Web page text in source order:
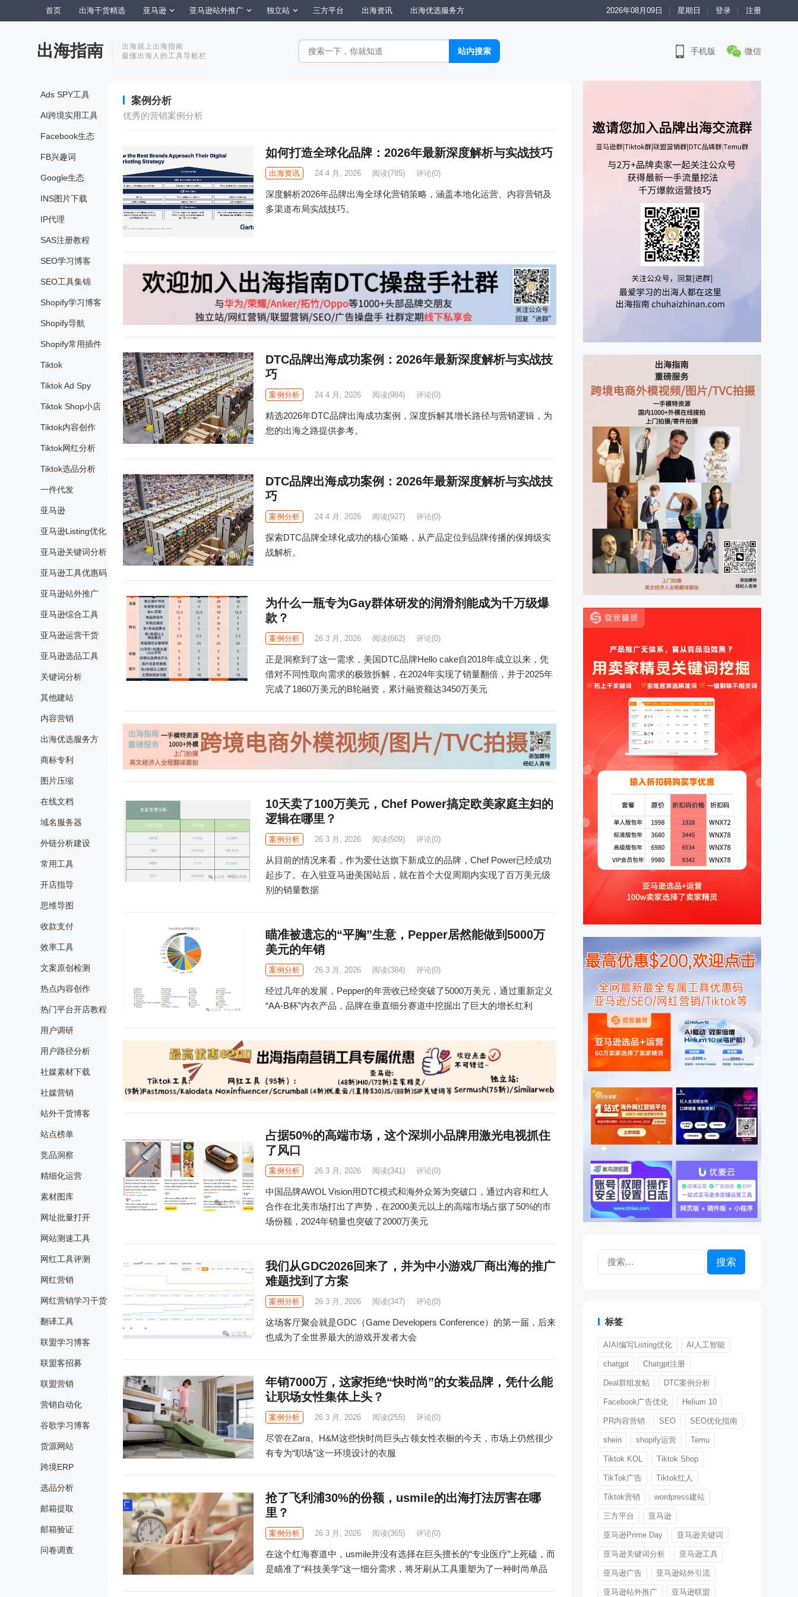
首页 出海干货精选 亚马逊 亚马逊站外推广 独立站 三方平台 出海资讯 出海优选服务方 2026年08月09日 星期日 登录 注册
出海指南
出海就上出海指南
最懂出海人的工具导航栏
手机版 微信
Ads SPY工具
AI跨境实用工具
Facebook生态
FB兴趣词
Google生态
INS图片下载
IP代理
SAS注册教程
SEO学习博客
SEO工具集锦
Shopify学习博客
Shopify导航
Shopify常用插件
Tiktok
Tiktok Ad Spy
Tiktok Shop小店
Tiktok内容创作
Tiktok网红分析
Tiktok选品分析
一件代发
亚马逊
亚马逊Listing优化
亚马逊关键词分析
亚马逊工具优惠码
亚马逊站外推广
亚马逊综合工具
亚马逊运营干货
亚马逊选品工具
关键词分析
其他建站
内容营销
出海优选服务方
商标专利
图片压缩
在线文档
域名服务器
外链分析建设
常用工具
开店指导
思维导图
收款支付
效率工具
文案原创检测
热点内容创作
热门平台开店教程
用户调研
用户路径分析
社媒素材下载
社媒营销
站外干货博客
站点榜单
竞品洞察
精细化运营
素材图库
网址批量打开
网站测速工具
网红工具评测
网红营销
网红营销学习干货
翻译工具
联盟学习博客
联盟客招募
联盟营销
营销自动化
谷歌学习博客
货源网站
跨境ERP
选品分析
邮箱提取
邮箱验证
问卷调查
案例分析
优秀的营销案例分析
如何打造全球化品牌：2026年最新深度解析与实战技巧
出海资讯 24 4 月, 2026 阅读(785) 评论(0)
深度解析2026年品牌出海全球化营销策略，涵盖本地化运营、内容营销及
多渠道布局实战技巧。
DTC品牌出海成功案例：2026年最新深度解析与实战技
巧
案例分析 24 4 月, 2026 阅读(984) 评论(0)
精选2026年DTC品牌出海成功案例，深度拆解其增长路径与营销逻辑，为
您的出海之路提供参考。
DTC品牌出海成功案例：2026年最新深度解析与实战技
巧
案例分析 24 4 月, 2026 阅读(927) 评论(0)
探索DTC品牌全球化成功的核心策略，从产品定位到品牌传播的保姆级实
战解析。
为什么一瓶专为Gay群体研发的润滑剂能成为千万级爆
款？
案例分析 26 3 月, 2026 阅读(662) 评论(0)
正是洞察到了这一需求，美国DTC品牌Hello cake自2018年成立以来，凭
借对不同性取向需求的极致拆解，在2024年实现了销量翻倍，并于2025年
完成了1860万美元的B轮融资，累计融资额达3450万美元
10天卖了100万美元，Chef Power搞定欧美家庭主妇的
逻辑在哪里？
案例分析 26 3 月, 2026 阅读(509) 评论(0)
从目前的情况来看，作为爱仕达旗下新成立的品牌，Chef Power已经成功
起步了。在入驻亚马逊美国站后，就在首个大促周期内实现了百万美元级
别的销量数据
瞄准被遗忘的“平胸”生意，Pepper居然能做到5000万
美元的年销
案例分析 26 3 月, 2026 阅读(384) 评论(0)
经过几年的发展，Pepper的年营收已经突破了5000万美元，通过重新定义
“AA-B杯”内衣产品，品牌在垂直细分赛道中挖掘出了巨大的增长红利
占据50%的高端市场，这个深圳小品牌用激光电视抓住
了风口
案例分析 26 3 月, 2026 阅读(341) 评论(0)
中国品牌AWOL Vision用DTC模式和海外众筹为突破口，通过内容和红人
合作在北美市场打出了声势，在2000美元以上的高端市场占据了50%的市
场份额，2024年销量也突破了2000万美元
我们从GDC2026回来了，并为中小游戏厂商出海的推广
难题找到了方案
案例分析 26 3 月, 2026 阅读(347) 评论(0)
这场客厅聚会就是GDC（Game Developers Conference）的第一届，后来
也成为了全世界最大的游戏开发者大会
年销7000万，这家拒绝“快时尚”的女装品牌，凭什么能
让职场女性集体上头？
案例分析 26 3 月, 2026 阅读(255) 评论(0)
尽管在Zara、H&M这些快时尚巨头占领女性衣橱的今天，市场上仍然很少
有专为“职场”这一环境设计的衣服
抢了飞利浦30%的份额，usmile的出海打法厉害在哪
里？
案例分析 26 3 月, 2026 阅读(365) 评论(0)
在这个红海赛道中，usmile并没有选择在巨头擅长的“专业医疗”上死磕，而
是瞄准了“科技美学”这一细分需求，将牙刷从工具重塑为了一种时尚单品
标签
AIAI编写Listing优化 AI人工智能
chatgpt Chatgpt注册
Deal群组发帖 DTC案例分析
Facebook广告优化 Helium 10
PR内容营销 SEO SEO优化指南
shein shopify运营 Temu
Tiktok KOL Tiktok Shop
TikTok广告 Tiktok红人
Tiktok营销 wordpress建站
三方平台 亚马逊
亚马逊Prime Day 亚马逊关键词
亚马逊关键词分析 亚马逊工具
亚马逊广告 亚马逊站外引流
亚马逊站外推广 亚马逊联盟